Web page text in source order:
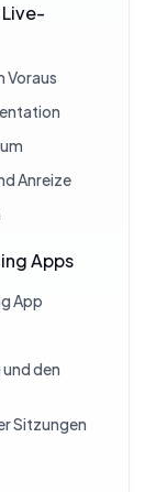
Voraus
Anreize
Apps
App
den
Sitzungen